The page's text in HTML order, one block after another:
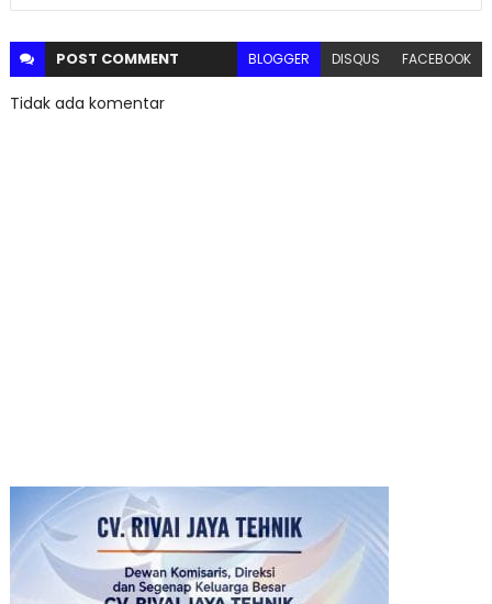
POST COMMENT BLOGGER DISQUS FACEBOOK
Tidak ada komentar